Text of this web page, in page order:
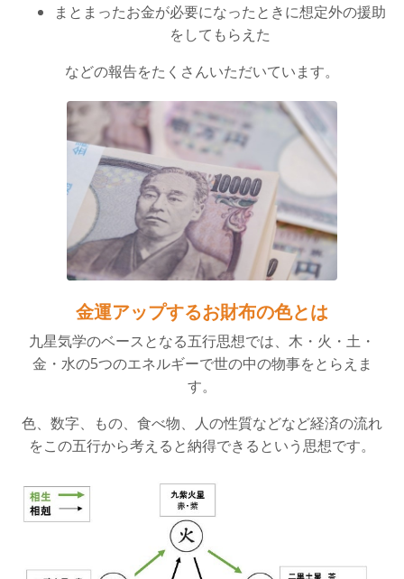
まとまったお金が必要になったときに想定外の援助
をしてもらえた
などの報告をたくさんいただいています。
金運アップするお財布の色とは
九星気学のベースとなる五行思想では、木・火・土・
金・水の5つのエネルギーで世の中の物事をとらえま
す。
色、数字、もの、食べ物、人の性質などなど経済の流れ
をこの五行から考えると納得できるという思想です。